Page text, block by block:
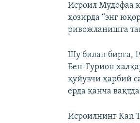
Исроил Мудофаа
ҳозирда “энг
ривожланишга
Шу билан бирга,
Бен‑Гурион
қуйувчи ҳарбий
ерда қанча
Исроилнинг Kan